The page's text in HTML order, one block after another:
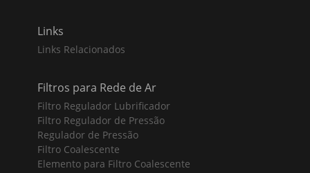
Links
Links Relacionados
Filtros para Rede de Ar
Filtro Regulador Lubrificador
Filtro Regulador de Pressão
Regulador de Pressão
Filtro Coalescente
Elemento para Filtro Coalescente